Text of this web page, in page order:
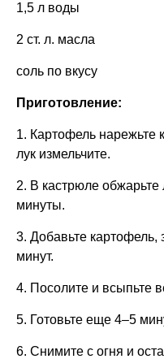
1,5 л воды
2 ст. л. масла
соль по вкусу
Приготовление:
1. Картофель нарежьте
лук измельчите.
2. В кастрюле
минуты.
3. Добавьте картофель,
минут.
4. Посолите и всыпьте
5. Готовьте еще 4–5
6. Снимите с огня и